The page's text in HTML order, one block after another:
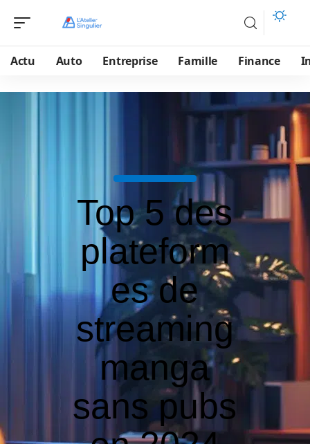
Actu Auto Entreprise Famille Finance
Top 5 des
plateform
es de
streaming
manga
sans pubs